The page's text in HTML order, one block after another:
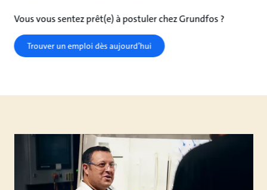
Vous vous sentez prêt(e) à postuler chez Grundfos ?
Trouver un emploi dès aujourd’hui